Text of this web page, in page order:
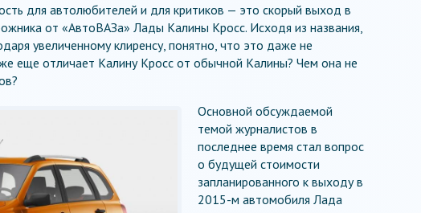
для автолюбителей и для критиков — это скорый выход в
от «АвтоВАЗа» Лады Калины Кросс. Исходя из названия,
увеличенному клиренсу, понятно, что это даже не
еще отличает Калину Кросс от обычной Калины? Чем она не
Основной обсуждаемой
темой журналистов в
последнее время стал вопрос
о будущей стоимости
запланированного к выходу в
2015-м автомобиля Лада